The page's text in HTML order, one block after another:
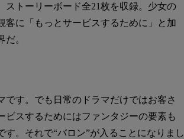
トーリーボード全21枚を収録。少女の
客に「もっとサービスするために」と加
。
です。でも日常のドラマだけではお客さ
ビスするためにはファンタジーの要素も
。それで“バロン”が入ることになりまし